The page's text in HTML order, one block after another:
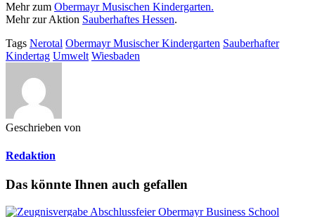
Mehr zum Obermayr Musischen Kindergarten.
Mehr zur Aktion Sauberhaftes Hessen.
Tags Nerotal Obermayr Musischer Kindergarten Sauberhafter
Kindertag Umwelt Wiesbaden
Geschrieben von
Redaktion
Das könnte Ihnen auch gefallen